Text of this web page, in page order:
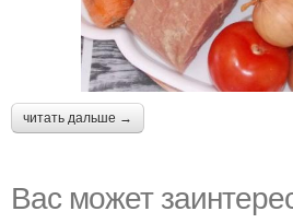
читать дальше →
Вас может